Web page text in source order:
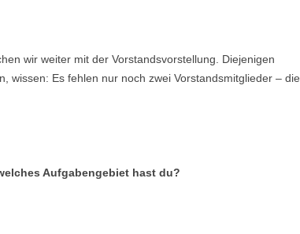
wir weiter mit der Vorstandsvorstellung. Diejenigen
wissen: Es fehlen nur noch zwei Vorstandsmitglieder – die
Aufgabengebiet hast du?